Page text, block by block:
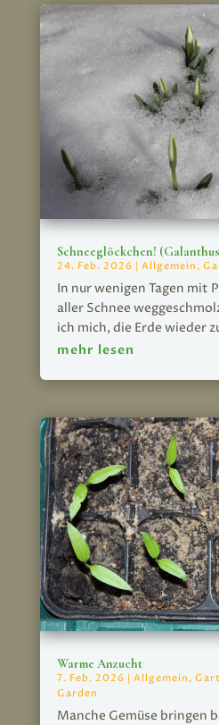
Schneeglöckchen!
24. Feb. 2026 | Allgemein ,
In nur wenigen Tagen mit
aller Schnee
ich mich, die Erde wieder
mehr lesen
Warme Anzucht
7. Feb. 2026 | Allgemein ,
Garden
Manche Gemüse bringen